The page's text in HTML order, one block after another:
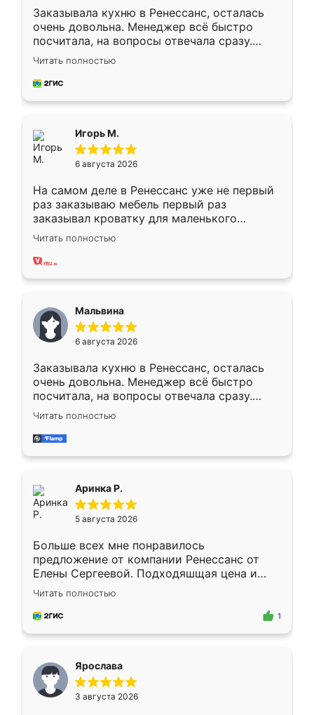
Заказывала кухню в Ренессанс, осталась
очень довольна. Менеджер всё быстро
посчитала, на вопросы отвечала сразу.
Замерщик приехал в субботу, подошёл к
делу со всей ответственностью. Собрали
за день, ребята работали аккуратно, даже
Читать полностью
Игорь М.
6 августа 2026
На самом деле в Ренессанс уже не первый
раз заказываю мебель первый раз
заказывал кроватку для маленького
ребёнка при его рождении ,во второй раз
заказал шкаф-купе. По качеству очень
хорошее сборка достаточно быстрая,
меньше, здесь же он более разнообразный.
Мне нравится ,если что-то потребуется из
мебели буду заказывать только здесь.
Читать полностью
Мальвина
6 августа 2026
Заказывала кухню в Ренессанс, осталась
очень довольна. Менеджер всё быстро
посчитала, на вопросы отвечала сразу.
Замерщик приехал в субботу, подошёл к
делу со всей ответственностью. Собрали
за день, ребята работали аккуратно, даже
Читать полностью
Аринка Р.
5 августа 2026
Больше всех мне понравилось
предложение от компании Ренессанс от
Елены Сергеевой. Подходяшщая цена и
короткие сроки изготовления. Приехавший
для замера сотрудник Владислав
предложил по моему эскизу самый
Читать полностью
1
Ярослава
3 августа 2026